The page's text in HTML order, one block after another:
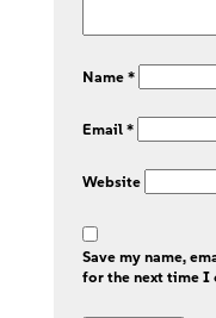
Name *
Email *
Website
Save my name,
for the next time I